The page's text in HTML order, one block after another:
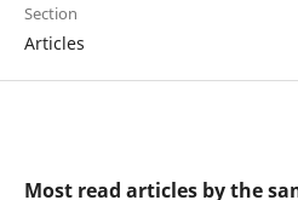
Section
Articles
Most read articles by the